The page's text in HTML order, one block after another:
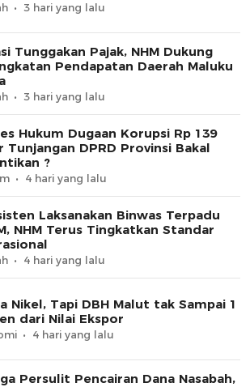
3 hari yang lalu
Tunggakan Pajak, NHM Dukung
Pendapatan Daerah Maluku
3 hari yang lalu
Hukum Dugaan Korupsi Rp 139
Tunjangan DPRD Provinsi Bakal
?
4 hari yang lalu
Laksanakan Binwas Terpadu
NHM Terus Tingkatkan Standar
4 hari yang lalu
Nikel, Tapi DBH Malut tak Sampai 1
dari Nilai Ekspor
4 hari yang lalu
Persulit Pencairan Dana Nasabah,